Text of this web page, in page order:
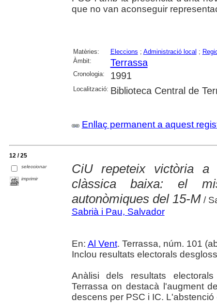
que no van aconseguir
Matèries: Eleccions ; Administració local ;
Àmbit:
Terrassa
Cronologia: 1991
Localització: Biblioteca Central de
Enllaç permanent a aquest
12 / 25
seleccionar
imprimir
CiU repeteix victòria a
clàssica baixa: el
autonòmiques del 15-M /
Sabrià i Pau, Salvador
En: Al Vent. Terrassa, núm. 101
Inclou resultats electorals
Anàlisi dels resultats
Terrassa on destacà l'augment
descens per PSC i IC.